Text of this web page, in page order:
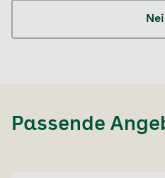
Passende